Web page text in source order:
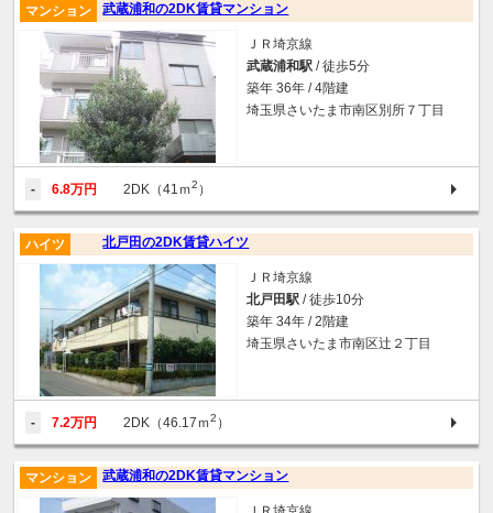
武蔵浦和の2DK賃貸マンション
マンション
ＪＲ埼京線
武蔵浦和駅 / 徒歩5分
築年 36年 / 4階建
埼玉県さいたま市南区別所７丁目
- 6.8万円 2DK（41ｍ2 ）
北戸田の2DK賃貸ハイツ
ハイツ
ＪＲ埼京線
北戸田駅 / 徒歩10分
築年 34年 / 2階建
埼玉県さいたま市南区辻２丁目
- 7.2万円 2DK（46.17ｍ2 ）
武蔵浦和の2DK賃貸マンション
マンション